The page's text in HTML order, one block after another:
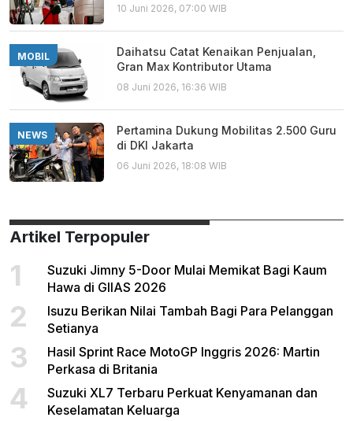
10 Juni 2026, 07:00 WIB
MOBIL
Daihatsu Catat Kenaikan Penjualan,
Gran Max Kontributor Utama
08 Juni 2026, 16:36 WIB
NEWS
Pertamina Dukung Mobilitas 2.500 Guru
di DKI Jakarta
06 Juni 2026, 18:08 WIB
Artikel Terpopuler
1
Suzuki Jimny 5-Door Mulai Memikat Bagi Kaum
Hawa di GIIAS 2026
2
Isuzu Berikan Nilai Tambah Bagi Para Pelanggan
Setianya
3
Hasil Sprint Race MotoGP Inggris 2026: Martin
Perkasa di Britania
4
Suzuki XL7 Terbaru Perkuat Kenyamanan dan
Keselamatan Keluarga